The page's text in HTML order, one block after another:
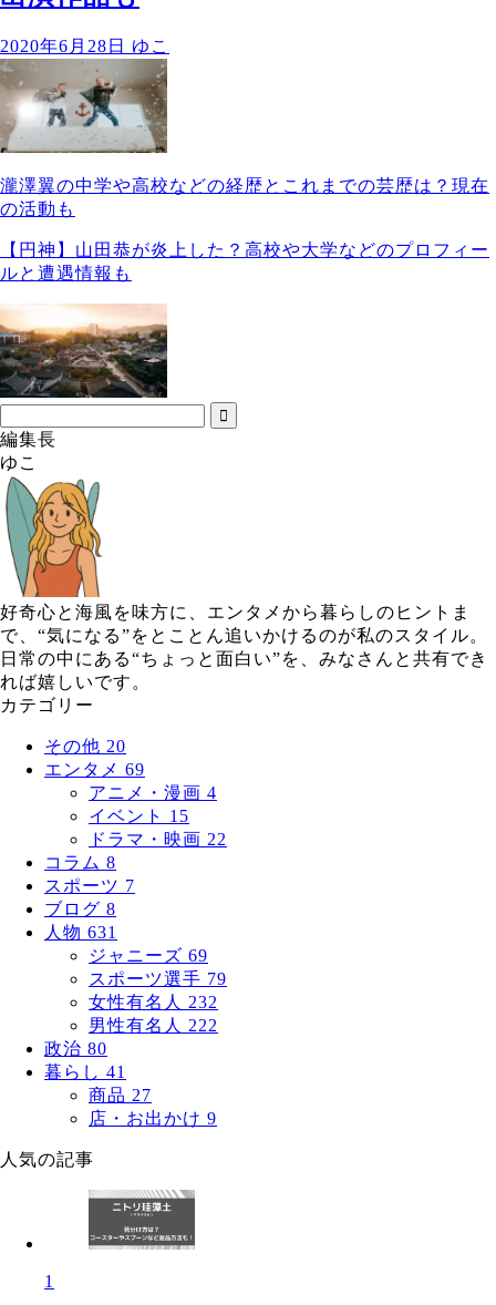
2020年6月28日 ゆこ
瀧澤翼の中学や高校などの経歴とこれまでの芸歴は？現在
の活動も
【円神】山田恭が炎上した？高校や大学などのプロフィー
ルと遭遇情報も
編集長
ゆこ
好奇心と海風を味方に、エンタメから暮らしのヒントま
で、“気になる”をとことん追いかけるのが私のスタイル。
日常の中にある“ちょっと面白い”を、みなさんと共有でき
れば嬉しいです。
カテゴリー
その他 20
エンタメ 69
アニメ・漫画 4
イベント 15
ドラマ・映画 22
コラム 8
スポーツ 7
ブログ 8
人物 631
ジャニーズ 69
スポーツ選手 79
女性有名人 232
男性有名人 222
政治 80
暮らし 41
商品 27
店・お出かけ 9
人気の記事
1